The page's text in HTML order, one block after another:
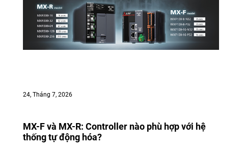
24, Tháng 7, 2026
MX-F và MX-R: Controller nào phù hợp với hệ
thống tự động hóa?